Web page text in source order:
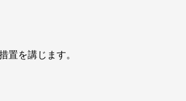
置を講じます。